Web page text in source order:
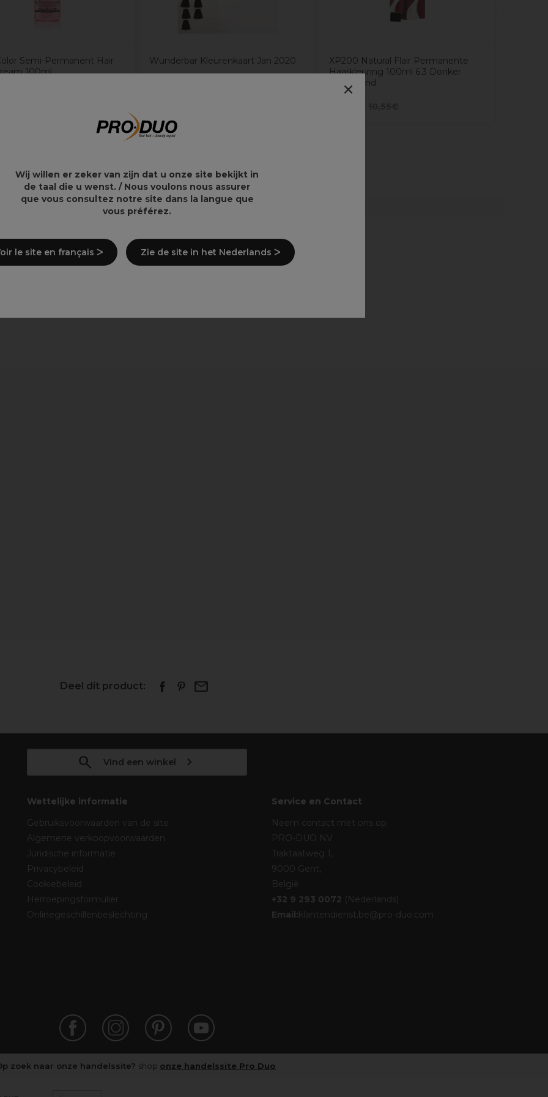
Semi-Permanent Hair
100ml
Wunderbar Kleurenkaart Jan 2020
XP200 Natural Flair Permanente
Haarkleuring 100ml 6.3 Donker
Goudblond
Deel dit product:
Vind een winkel
Wettelijke informatie
Gebruiksvoorwaarden van de site
Algemene verkoopvoorwaarden
Juridische informatie
Privacybeleid
Cookiebeleid
Herroepingsformulier
Onlinegeschillenbeslechting
Service en Contact
Neem contact met ons op
PRO-DUO NV
Traktaatweg 1,
9000 Gent,
België
+32 9 293 0072 (Nederlands)
Email:klantendienst.be@pro-duo.com
zoek naar onze handelssite? shop onze handelssite Pro Duo
Wij willen er zeker van zijn dat u onze site bekijkt in
de taal die u wenst. / Nous voulons nous assurer
que vous consultez notre site dans la langue que
vous préférez.
le site en français ᐳ Zie de site in het Nederlands ᐳ
×